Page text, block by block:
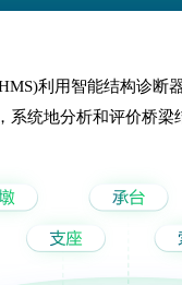
利用智能结构诊断
统地分析和评价桥